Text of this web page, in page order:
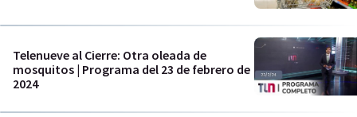
Telenueve al Cierre: Otra oleada de
mosquitos | Programa del 23 de febrero de
2024